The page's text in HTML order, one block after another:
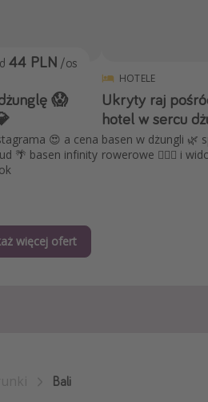
w pokoju/na tarasie
😱
😍 a cena
🌴 basen infinity
44 PLN /os
HOTELE
Ukryty raj
hotel w sercu
basen w dżungli 🌿
rowerowe 🚴🏻‍♀️ i
więcej ofert
Bali